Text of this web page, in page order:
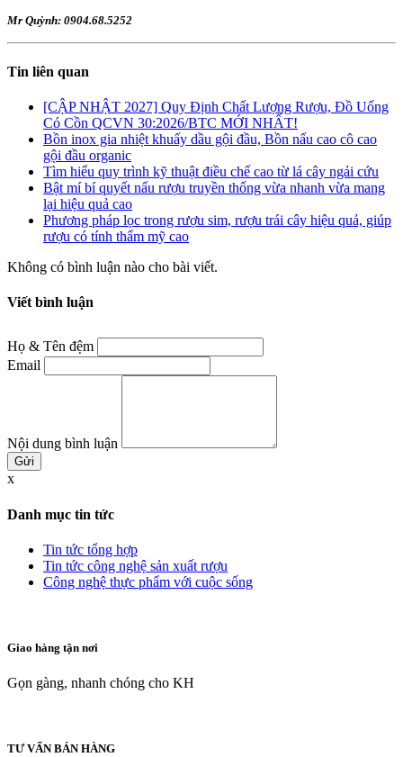
Mr Quỳnh: 0904.68.5252
Tin liên quan
[CẬP NHẬT 2027] Quy Định Chất Lượng Rượu, Đồ Uống
Có Cồn QCVN 30:2026/BTC MỚI NHẤT!
Bồn inox gia nhiệt khuấy dầu gội đầu, Bồn nấu cao cô cao
gội đầu organic
Tìm hiểu quy trình kỹ thuật điều chế cao từ lá cây ngải cứu
Bật mí bí quyết nấu rượu truyền thống vừa nhanh vừa mang
lại hiệu quả cao
Phương pháp lọc trong rượu sim, rượu trái cây hiệu quả, giúp
rượu có tính thẩm mỹ cao
Không có bình luận nào cho bài viết.
Viết bình luận
Họ & Tên đệm
Email
Nội dung bình luận
x
Danh mục tin tức
Tin tức tổng hợp
Tin tức công nghệ sản xuất rượu
Công nghệ thực phẩm với cuộc sống
Giao hàng tận nơi
Gọn gàng, nhanh chóng cho KH
TƯ VẤN BÁN HÀNG